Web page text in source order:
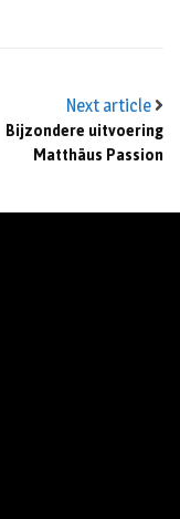
Next article
Bijzondere uitvoering
Matthäus Passion